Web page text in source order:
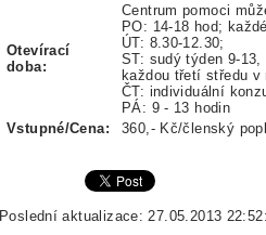
Otevírací
doba:
Centrum pomoci
PO: 14-18 hod;
ÚT: 8.30-12.30;
ST: sudý týden 9-
každou třetí středu v
ČT: individuální
PÁ: 9 - 13 hodin
Vstupné/Cena:
360,- Kč/členský
Poslední aktualizace: 27.05.2013